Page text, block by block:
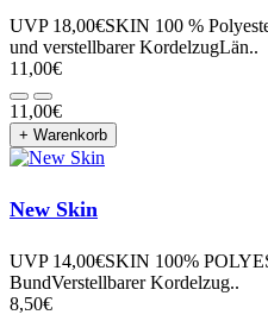
UVP 18,00€SKIN 100 %
und verstellbarer KordelzugLän..
11,00€
11,00€
+ Warenkorb
New Skin
UVP 14,00€SKIN 100%
BundVerstellbarer Kordelzug..
8,50€